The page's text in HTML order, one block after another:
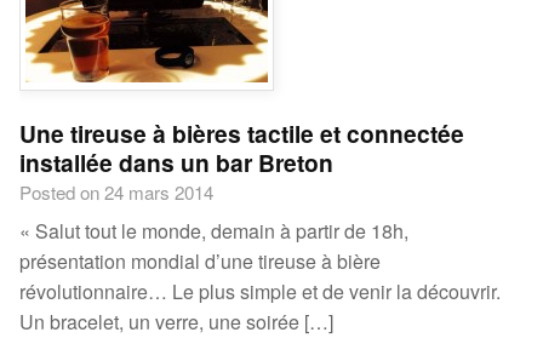
Une tireuse à bières tactile et connectée
installée dans un bar Breton
Posted on 24 mars 2014
« Salut tout le monde, demain à partir de 18h,
présentation mondial d’une tireuse à bière
révolutionnaire… Le plus simple et de venir la découvrir.
Un bracelet, un verre, une soirée […]